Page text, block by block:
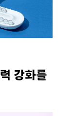
강화를